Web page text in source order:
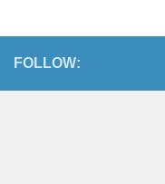
FOLLOW: